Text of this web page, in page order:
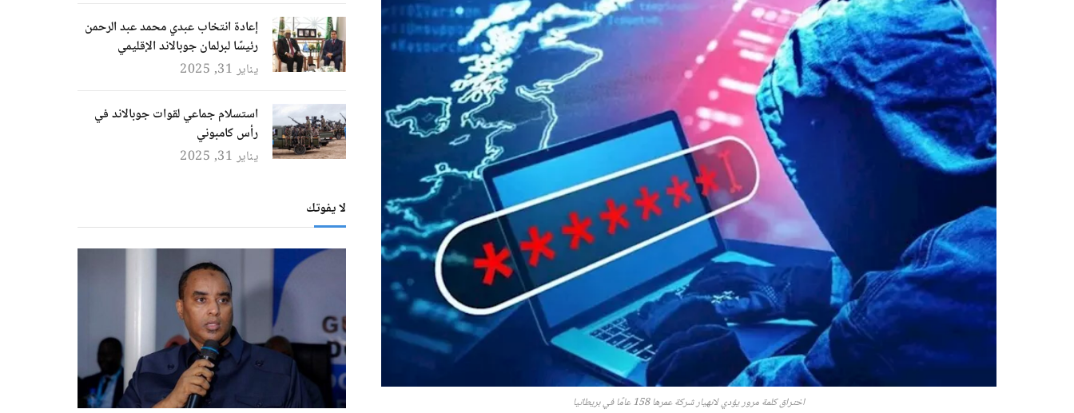
اختراق كلمة مرور يؤدي لانهيار شركة عمرها 158 عامًا في بريطانيا
إعادة انتخاب عبدي محمد عبد الرحمن
رئيسًا لبرلمان جوبالاند الإقليمي
يناير 31, 2025
استسلام جماعي لقوات جوبالاند في
رأس كامبوني
يناير 31, 2025
لا يفوتك